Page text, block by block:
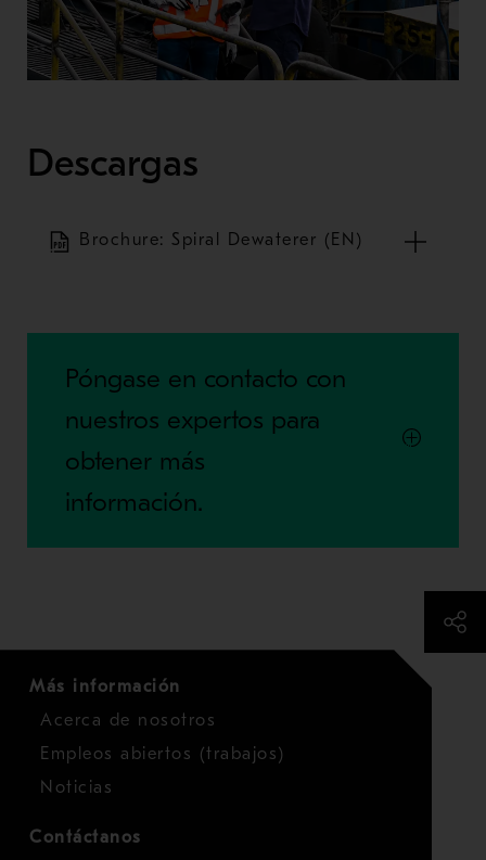
Descargas
Brochure: Spiral Dewaterer (EN)
Póngase en contacto con
nuestros expertos para
obtener más
información.
Más información
Acerca de nosotros
Empleos abiertos (trabajos)
Noticias
Contáctanos